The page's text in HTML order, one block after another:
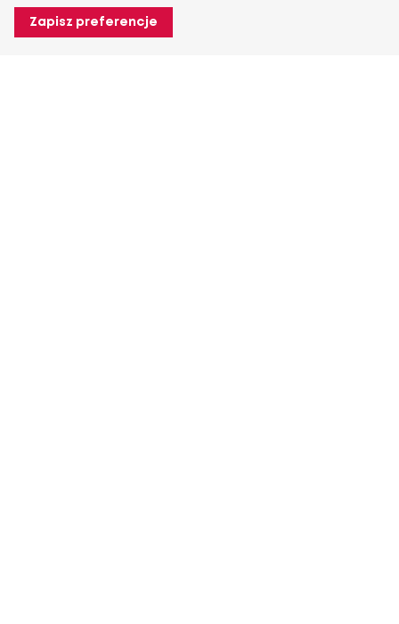
Zapisz preferencje